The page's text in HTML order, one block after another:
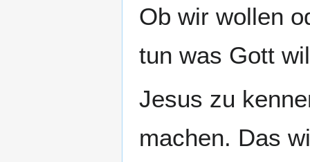
Ob wir wollen
tun was Gott
Jesus zu
machen. Das